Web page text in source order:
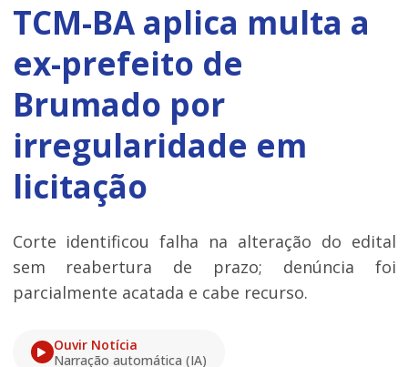
TCM-BA aplica multa a
ex-prefeito de
Brumado por
irregularidade em
licitação
Corte identificou falha na alteração do edital
sem reabertura de prazo; denúncia foi
parcialmente acatada e cabe recurso.
Ouvir Notícia
Narração automática (IA)